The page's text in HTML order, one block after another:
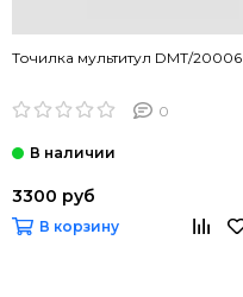
Точилка мультитул DMT/20006
0
3300 руб
В корзину